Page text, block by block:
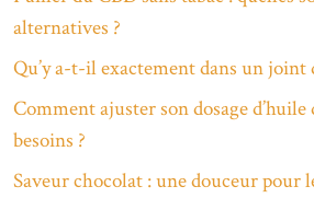
alternatives ?
Qu’y a-t-il exactement dans un joint
Comment ajuster son dosage d’huile
besoins ?
Saveur chocolat : une douceur pour